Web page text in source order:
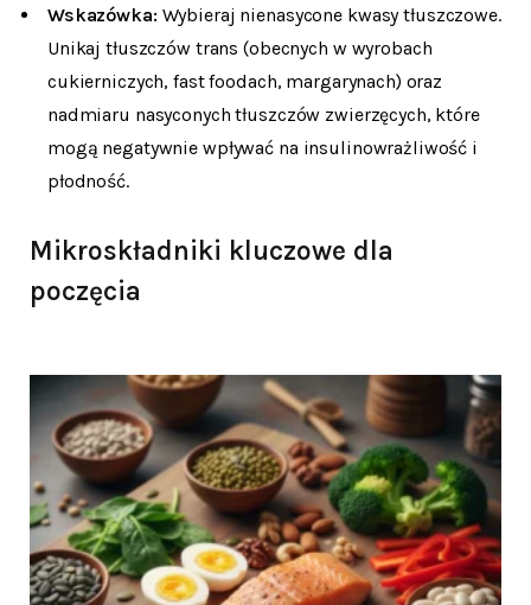
Wskazówka: Wybieraj nienasycone kwasy tłuszczowe.
Unikaj tłuszczów trans (obecnych w wyrobach
cukierniczych, fast foodach, margarynach) oraz
nadmiaru nasyconych tłuszczów zwierzęcych, które
mogą negatywnie wpływać na insulinowrażliwość i
płodność.
Mikroskładniki kluczowe dla
poczęcia